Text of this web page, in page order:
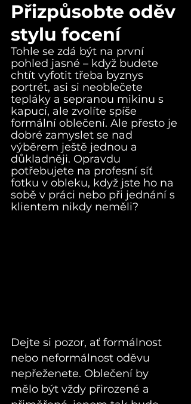
Přizpůsobte oděv
stylu focení
Tohle se zdá být na první
pohled jasné – když budete
chtít vyfotit třeba byznys
portrét, asi si neoblečete
tepláky a sepranou mikinu s
kapucí, ale zvolíte spíše
formální oblečení. Ale přesto je
dobré zamyslet se nad
výběrem ještě jednou a
důkladněji. Opravdu
potřebujete na profesní síť
fotku v obleku, když jste ho na
sobě v práci nebo při jednání s
klientem nikdy neměli?
Dejte si pozor, ať formálnost
nebo neformálnost oděvu
nepřeženete. Oblečení by
mělo být vždy přirozené a